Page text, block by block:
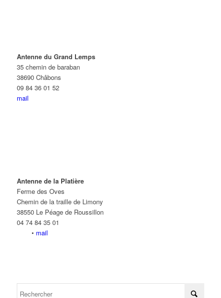
Antenne du Grand Lemps
35 chemin de baraban
38690 Châbons
09 84 36 01 52
mail
Antenne de la Platière
Ferme des Oves
Chemin de la traille de Limony
38550 Le Péage de Roussillon
04 74 84 35 01
• mail